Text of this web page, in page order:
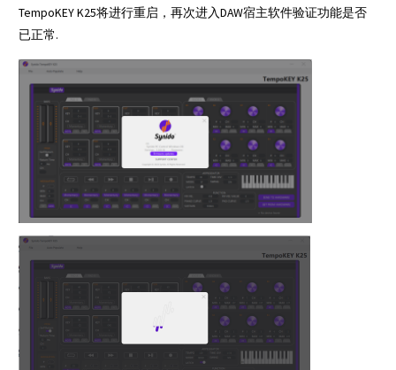
TempoKEY K25将进行重启，再次进入DAW宿主软件验证功能是否
已正常.